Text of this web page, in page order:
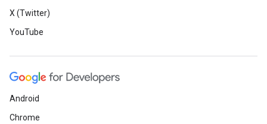
X (Twitter)
YouTube
Android
Chrome